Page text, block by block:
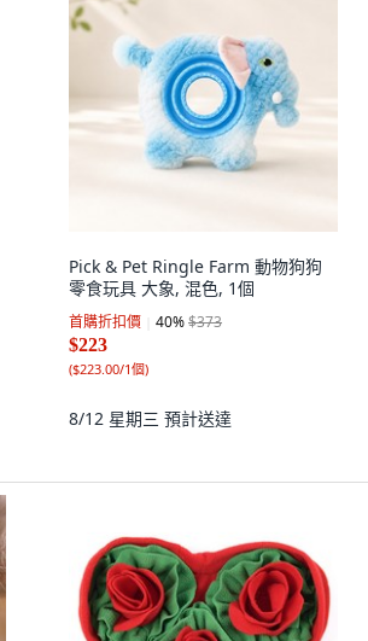
Pick & Pet Ringle Farm 動物狗狗
零食玩具 大象, 混色, 1個
首購折扣價 40%$373
$223
($223.00/1個)
8/12 星期三 預計送達